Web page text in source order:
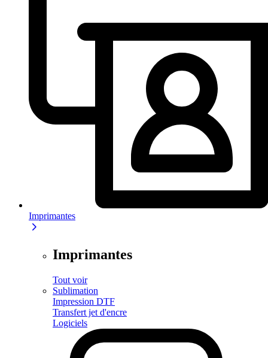
Imprimantes
Imprimantes
Tout voir
Sublimation
Impression DTF
Transfert jet d'encre
Logiciels